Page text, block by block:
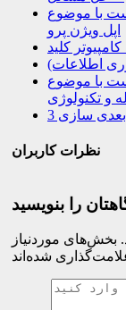
با موضوع
اپل ویژن پرو
کلید
اطلاعات)
با موضوع
و تکنولوژی
نظرات کاربران
را بنویسید
بخش‌های موردنیاز